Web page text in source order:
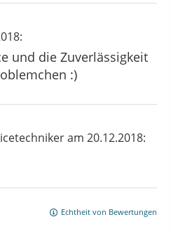
und die Zuverlässigkeit
:)
am 20.12.2018:
Echtheit von Bewertungen